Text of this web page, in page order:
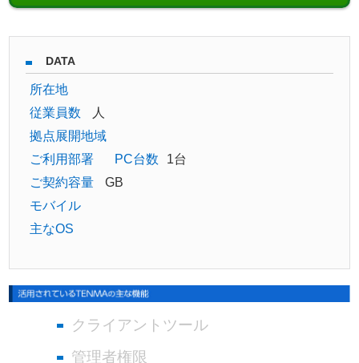
DATA
所在地
従業員数
人
拠点展開地域
ご利用部署
PC台数
1台
ご契約容量
GB
モバイル
主なOS
クライアントツール
管理者権限